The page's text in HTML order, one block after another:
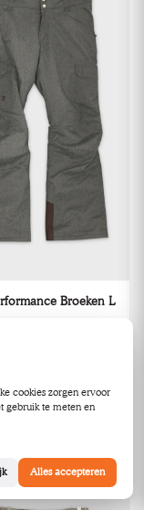
Broeken L
Bekijk
cookies zorgen ervoor
gebruik te meten en
Alles accepteren